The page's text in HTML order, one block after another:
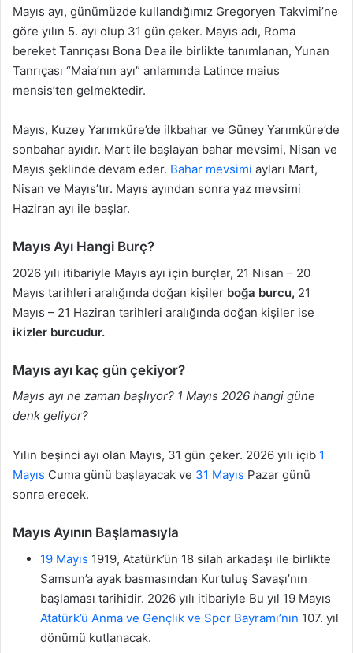
Mayıs ayı, günümüzde kullandığımız Gregoryen Takvimi’ne
göre yılın 5. ayı olup 31 gün çeker. Mayıs adı, Roma
bereket Tanrıçası Bona Dea ile birlikte tanımlanan, Yunan
Tanrıçası “Maia’nın ayı” anlamında Latince maius
mensis’ten gelmektedir.
Mayıs, Kuzey Yarımküre’de ilkbahar ve Güney Yarımküre’de
sonbahar ayıdır. Mart ile başlayan bahar mevsimi, Nisan ve
Mayıs şeklinde devam eder. Bahar mevsimi ayları Mart,
Nisan ve Mayıs’tır. Mayıs ayından sonra yaz mevsimi
Haziran ayı ile başlar.
Mayıs Ayı Hangi Burç?
2026 yılı itibariyle Mayıs ayı için burçlar, 21 Nisan – 20
Mayıs tarihleri aralığında doğan kişiler boğa burcu, 21
Mayıs – 21 Haziran tarihleri aralığında doğan kişiler ise
ikizler burcudur.
Mayıs ayı kaç gün çekiyor?
Mayıs ayı ne zaman başlıyor? 1 Mayıs 2026 hangi güne
denk geliyor?
Yılın beşinci ayı olan Mayıs, 31 gün çeker. 2026 yılı içib 1
Mayıs Cuma günü başlayacak ve 31 Mayıs Pazar günü
sonra erecek.
Mayıs Ayının Başlamasıyla
19 Mayıs 1919, Atatürk’ün 18 silah arkadaşı ile birlikte
Samsun’a ayak basmasından Kurtuluş Savaşı’nın
başlaması tarihidir. 2026 yılı itibariyle Bu yıl 19 Mayıs
Atatürk’ü Anma ve Gençlik ve Spor Bayramı’nın 107. yıl
dönümü kutlanacak.